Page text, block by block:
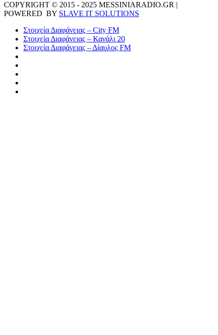
COPYRIGHT © 2015 - 2025 MESSINIARADIO.GR |
POWERED BY SLAVE IT SOLUTIONS
Στοιχεία Διαφάνειας – City FM
Στοιχεία Διαφάνειας – Κανάλι 20
Στοιχεία Διαφάνειας – Δίαυλος FM